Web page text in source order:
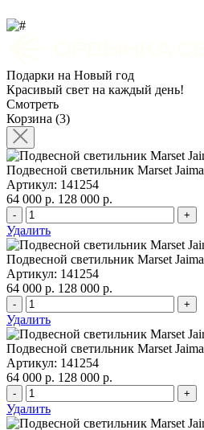
Подарки на Новый год
Красивый свет на каждый день!
Смотреть
Корзина (3)
Подвесной светильник Marset Jaima
Артикул: 141254
64 000 р. 128 000 р.
- +
Удалить
Подвесной светильник Marset Jaima
Артикул: 141254
64 000 р. 128 000 р.
- +
Удалить
Подвесной светильник Marset Jaima
Артикул: 141254
64 000 р. 128 000 р.
- +
Удалить